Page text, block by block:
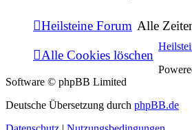
Heilsteine Forum Alle
Alle Cookies löschen
Software © phpBB Limited
Deutsche Übersetzung durch phpBB.de